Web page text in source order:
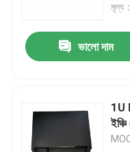
মূল্য
ভালো দাম
1U